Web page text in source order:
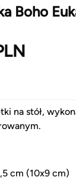
Boho
na stół,
cm (10x9 cm)